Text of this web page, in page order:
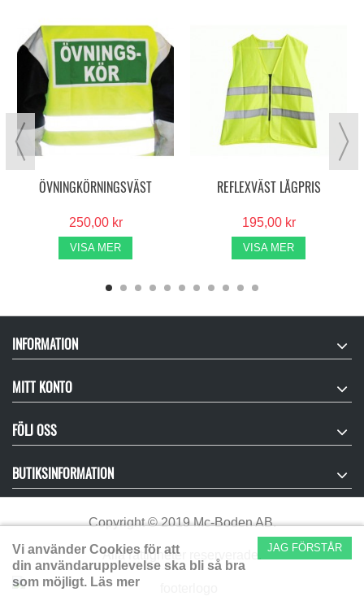
ÖVNINGKÖRNINGSVÄST
250,00 kr
VISA MER
REFLEXVÄST LÅGPRIS
195,00 kr
VISA MER
INFORMATION
MITT KONTO
FÖLJ OSS
BUTIKSINFORMATION
Copyright©2019 Mc-Boden AB.
Alla rättigheter reserverade.
JAG FÖRSTÅR
Vi använder Cookies för att
din användarupplevelse ska bli så bra
som möjligt. Läs mer